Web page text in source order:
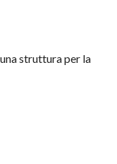
struttura per la